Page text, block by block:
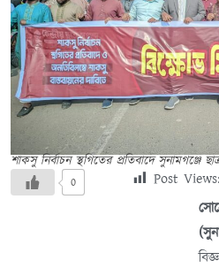
শাকসু নির্বাচন স্থগিতের প্রতিবাদে সুনামগঞ্জে
0 Post Views: